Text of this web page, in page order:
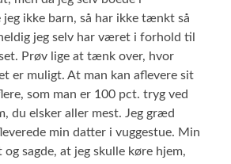
jeg ikke barn, så har ikke tænkt så
jeg selv har været i forhold til
Prøv lige at tænk over, hvor
er muligt. At man kan aflevere sit
som man er 100 pct. tryg ved
du elsker aller mest. Jeg græd
min datter i vuggestue. Min
sagde, at jeg skulle køre hjem,